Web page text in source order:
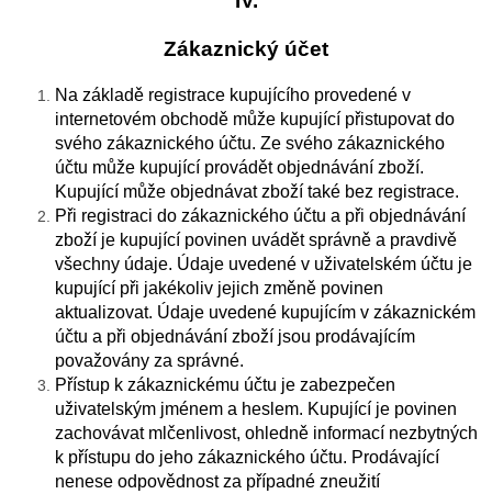
Zákaznický účet
Na základě registrace kupujícího provedené v
internetovém obchodě může kupující přistupovat do
svého zákaznického účtu. Ze svého zákaznického
účtu může kupující provádět objednávání zboží.
Kupující může objednávat zboží také bez registrace.
Při registraci do zákaznického účtu a při objednávání
zboží je kupující povinen uvádět správně a pravdivě
všechny údaje. Údaje uvedené v uživatelském účtu je
kupující při jakékoliv jejich změně povinen
aktualizovat. Údaje uvedené kupujícím v zákaznickém
účtu a při objednávání zboží jsou prodávajícím
považovány za správné.
Přístup k zákaznickému účtu je zabezpečen
uživatelským jménem a heslem. Kupující je povinen
zachovávat mlčenlivost, ohledně informací nezbytných
k přístupu do jeho zákaznického účtu. Prodávající
nenese odpovědnost za případné zneužití